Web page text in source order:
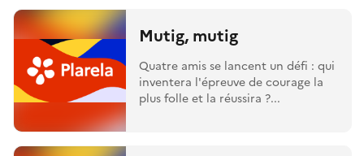
Mutig, mutig
Quatre amis se lancent un défi : qui
inventera l'épreuve de courage la
plus folle et la réussira ?...